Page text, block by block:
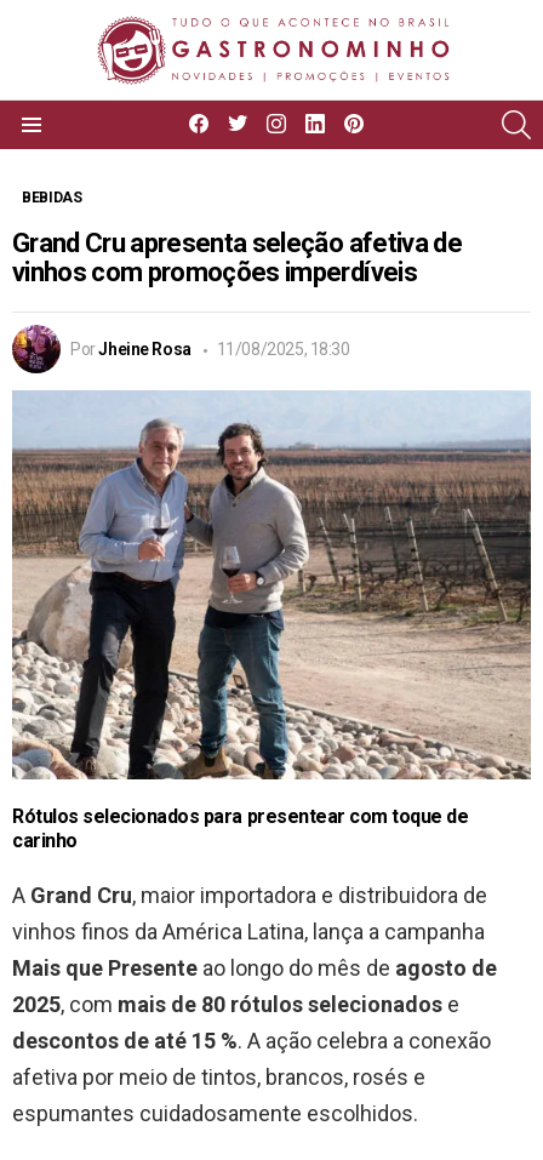
facebooktwitterinstagram
linkedin
BEBIDAS
Grand Cru apresenta seleção afetiva de
vinhos com promoções imperdíveis
PorJheine Rosa 11/08/2025, 18:30
Rótulos selecionados para presentear com toque de
carinho
A Grand Cru, maior importadora e distribuidora de
vinhos finos da América Latina, lança a campanha
Mais que Presente ao longo do mês de agosto de
2025, com mais de 80 rótulos selecionados e
descontos de até 15 %. A ação celebra a conexão
afetiva por meio de tintos, brancos, rosés e
espumantes cuidadosamente escolhidos.